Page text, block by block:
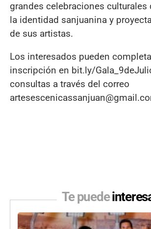
grandes celebraciones culturales
la identidad sanjuanina y
de sus artistas.
Los interesados pueden
inscripción en bit.ly/
consultas a través del correo
Te puede